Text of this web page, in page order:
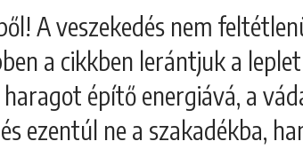
A veszekedés nem
a cikkben lerántjuk a
építő energiává, a
ezentúl ne a szakadékba,